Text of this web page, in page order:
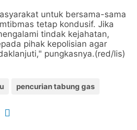
untuk bersama-sama
tetap kondusif. Jika
tindak kejahatan,
pihak kepolisian agar
pungkasnya.(red/lis)
pencurian tabung gas